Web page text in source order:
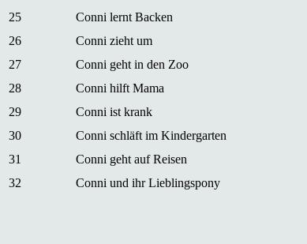
25
Conni lernt Backen
26
Conni zieht um
27
Conni geht in den Zoo
28
Conni hilft Mama
29
Conni ist krank
30
Conni schläft im Kindergarten
31
Conni geht auf Reisen
32
Conni und ihr Lieblingspony